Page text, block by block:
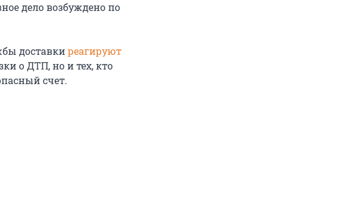
дело возбуждено по
доставкиреагируют
о ДТП, но и тех, кто
счет.